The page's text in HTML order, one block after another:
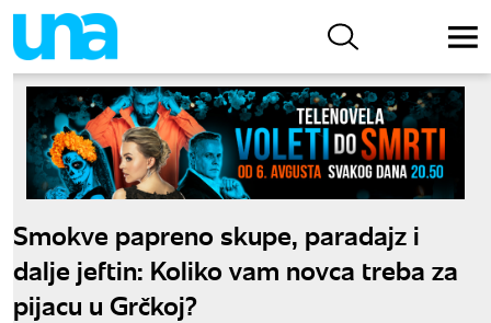
Smokve papreno skupe, paradajz i
dalje jeftin: Koliko vam novca treba za
pijacu u Grčkoj?